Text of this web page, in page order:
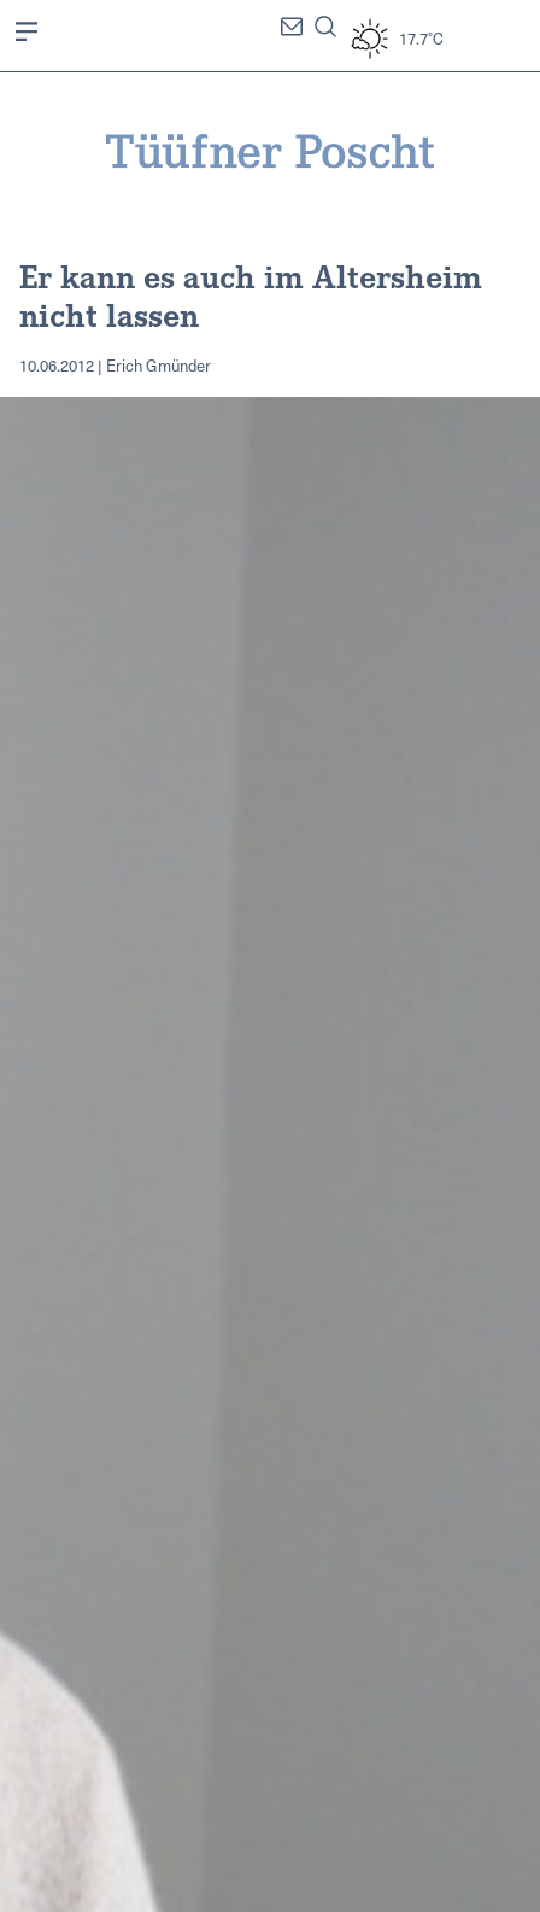
17.7°C
Er kann es auch im Altersheim
nicht lassen
10.06.2012 | Erich Gmünder